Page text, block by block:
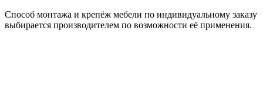
Способ монтажа и крепёж мебели по индивидуальному заказу
выбирается производителем по возможности её применения.